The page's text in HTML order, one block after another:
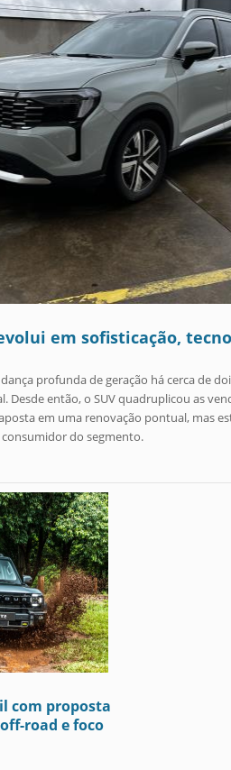
em sofisticação,
profunda de geração há cerca de
Desde então, o SUV quadruplicou as
em uma renovação pontual, mas
do segmento.
com proposta
road e foco